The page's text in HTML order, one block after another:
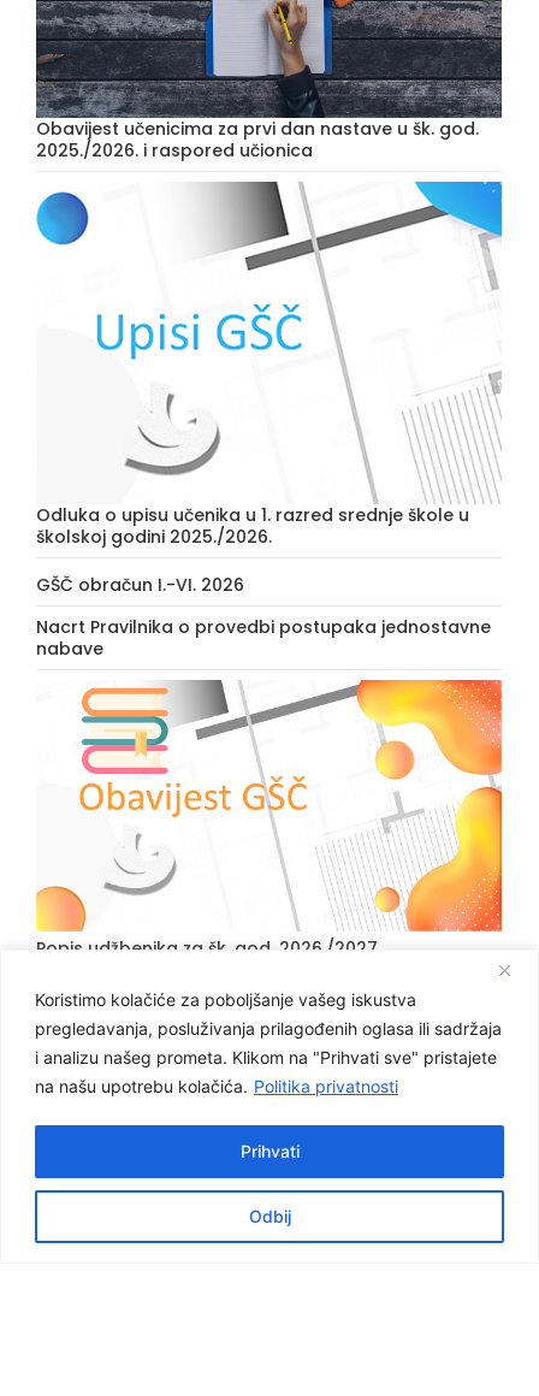
Koristimo kolačiće za poboljšanje vašeg iskustva
pregledavanja, posluživanja prilagođenih oglasa ili sadržaja
i analizu našeg prometa. Klikom na "Prihvati sve" pristajete
na našu upotrebu kolačića. Politika privatnosti
Odbij
Prihvati
Obavijest učenicima za prvi dan nastave u šk. god.
2025./2026. i raspored učionica
Odluka o upisu učenika u 1. razred srednje škole u
školskoj godini 2025./2026.
GŠČ obračun I.-VI. 2026
Nacrt Pravilnika o provedbi postupaka jednostavne
nabave
Popis udžbenika za šk. god. 2026./2027.
Graditeljska škola Čakovec
Važnije poveznice